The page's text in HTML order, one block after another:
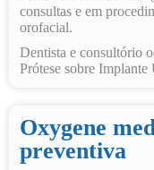
consultas e em
orofacial.
Dentista e consultório
Prótese sobre
Oxygene
preventiva